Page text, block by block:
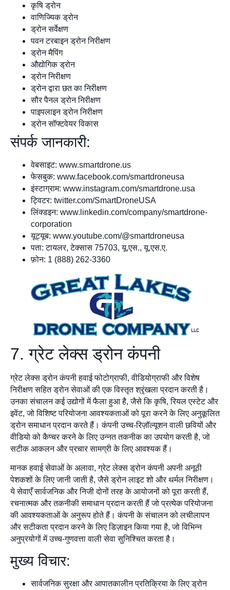
कृषि ड्रोन
वाणिज्यिक ड्रोन
ड्रोन सर्वेक्षण
पवन टरबाइन ड्रोन निरीक्षण
ड्रोन मैपिंग
औद्योगिक ड्रोन
ड्रोन निरीक्षण
ड्रोन द्वारा छत का निरीक्षण
सौर पैनल ड्रोन निरीक्षण
पाइपलाइन ड्रोन निरीक्षण
ड्रोन सॉफ्टवेयर विकास
संपर्क जानकारी:
वेबसाइट: www.smartdrone.us
फेसबुक: www.facebook.com/smartdroneusa
इंस्टाग्राम: www.instagram.com/smartdrone.usa
ट्विटर: twitter.com/SmartDroneUSA
लिंक्डइन: www.linkedin.com/company/smartdrone-
corporation
यूट्यूब: www.youtube.com/@smartdroneusa
पता: टायलर, टेक्सास 75703, यू.एस., यू.एस.ए.
फ़ोन: 1 (888) 262-3360
7. ग्रेट लेक्स ड्रोन कंपनी
ग्रेट लेक्स ड्रोन कंपनी हवाई फोटोग्राफी, वीडियोग्राफी और विशेष
निरीक्षण सहित ड्रोन सेवाओं की एक विस्तृत श्रृंखला प्रदान करती है।
उनका संचालन कई उद्योगों में फैला हुआ है, जैसे कि कृषि, रियल एस्टेट और
इवेंट, जो विशिष्ट परियोजना आवश्यकताओं को पूरा करने के लिए अनुकूलित
ड्रोन समाधान प्रदान करते हैं। कंपनी उच्च-रिज़ॉल्यूशन वाली छवियों और
वीडियो को कैप्चर करने के लिए उन्नत तकनीक का उपयोग करती है, जो
सटीक आकलन और प्रचार सामग्री के लिए आवश्यक हैं।
मानक हवाई सेवाओं के अलावा, ग्रेट लेक्स ड्रोन कंपनी अपनी अनूठी
पेशकशों के लिए जानी जाती है, जैसे ड्रोन लाइट शो और थर्मल निरीक्षण।
ये सेवाएँ सार्वजनिक और निजी दोनों तरह के आयोजनों को पूरा करती हैं,
रचनात्मक और तकनीकी समाधान प्रदान करती हैं जो प्रत्येक परियोजना
की आवश्यकताओं के अनुरूप होते हैं। कंपनी के संचालन को लचीलापन
और सटीकता प्रदान करने के लिए डिज़ाइन किया गया है, जो विभिन्न
अनुप्रयोगों में उच्च-गुणवत्ता वाली सेवा सुनिश्चित करता है।
मुख्य विचार:
सार्वजनिक सुरक्षा और आपातकालीन प्रतिक्रिया के लिए ड्रोन